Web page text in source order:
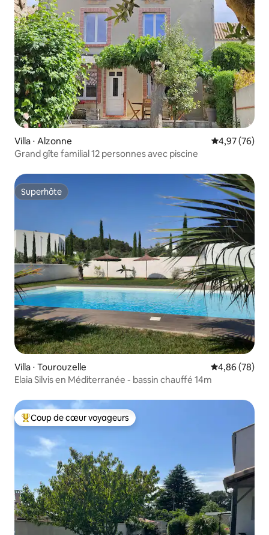
Villa ⋅ Alzonne Évaluation
4,97 (76)
Grand gîte familial 12 personnes avec piscine
Superhôte
Superhôte
Villa ⋅ Tourouzelle Évaluation
4,86 (78)
Elaia Silvis en Méditerranée - bassin chauffé 14m
Coups de cœur voyageurs les plus appréciés
Coup de cœur voyageurs